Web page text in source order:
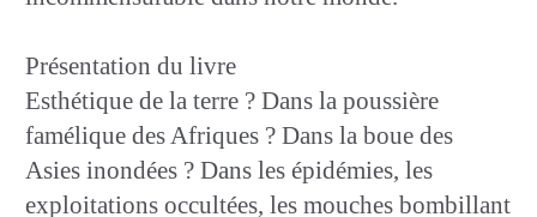
Présentation du livre
Esthétique de la terre ? Dans la poussière
famélique des Afriques ? Dans la boue des
Asies inondées ? Dans les épidémies, les
exploitations occultées, les mouches bombillant